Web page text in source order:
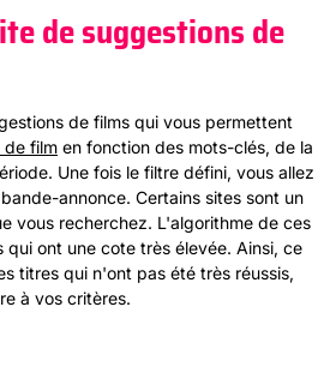
de suggestions de
de films qui vous permettent
de film en fonction des mots-clés, de la
Une fois le filtre défini, vous allez
annonce. Certains sites sont un
vous recherchez. L'algorithme de ces
ont une cote très élevée. Ainsi, ce
titres qui n'ont pas été très réussis,
à vos critères.